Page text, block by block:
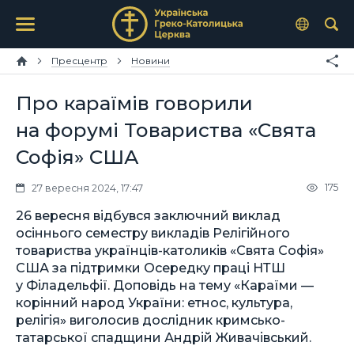
Пресцентр Новини
Про караїмів говорили
на форумі Товариства «Свята
Софія» США
27 вересня 2024, 17:47 175
26 вересня відбувся заключний виклад
осіннього семестру викладів Релігійного
товариства українців-католиків «Свята Софія»
США за підтримки Осередку праці НТШ
у Філадельфії. Доповідь на тему «Караїми —
корінний народ України: етнос, культура,
релігія» виголосив дослідник кримсько-
татарської спадщини Андрій Живачівський.